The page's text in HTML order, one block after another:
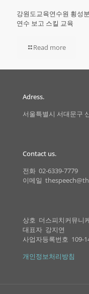
강원도교육연수원 횡성
연수 보고 스킬 교육
Read more
Adress.
서울특별시 서대문구
Contact us.
전화 02-6339-7779
이메일
상호 더스피치커뮤니
대표자 강지연
사업자등록번호 109-
개인정보처리방침